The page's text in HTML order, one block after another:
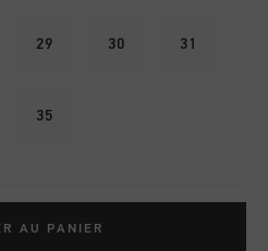
29 30 31
35
AU PANIER